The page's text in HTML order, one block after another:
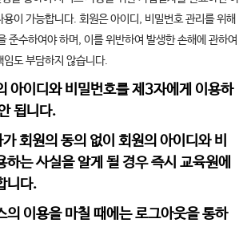
용이 가능합니다. 회원은 아이디, 비밀번호 관리를 위해
준수하여야 하며, 이를 위반하여 발생한 손해에 관하여
임도 부담하지 않습니다.
아이디와 비밀번호를 제3자에게 이용하
됩니다.
회원의 동의 없이 회원의 아이디와 비
하는 사실을 알게 될 경우 즉시 교육원에
니다.
의 이용을 마칠 때에는 로그아웃을 통하